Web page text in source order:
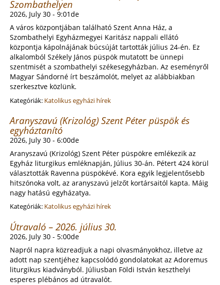
Szombathelyen
2026, July 30 - 9:01de
A város központjában található Szent Anna Ház, a
Szombathelyi Egyházmegyei Karitász nappali ellátó
központja kápolnájának búcsúját tartották július 24-én. Ez
alkalomból Székely János püspök mutatott be ünnepi
szentmisét a szombathelyi székesegyházban. Az eseményről
Magyar Sándorné írt beszámolót, melyet az alábbiakban
szerkesztve közlünk.
Kategóriák: Katolikus egyházi hírek
Aranyszavú (Krizológ) Szent Péter püspök és
egyháztanító
2026, July 30 - 6:00de
Aranyszavú (Krizológ) Szent Péter püspökre emlékezik az
Egyház liturgikus emléknapján, Július 30-án. Pétert 424 körül
választották Ravenna püspökévé. Kora egyik legjelentősebb
hitszónoka volt, az aranyszavú jelzőt kortársaitól kapta. Máig
nagy hatású egyházatya.
Kategóriák: Katolikus egyházi hírek
Útravaló – 2026. július 30.
2026, July 30 - 5:00de
Napról napra közreadjuk a napi olvasmányokhoz, illetve az
adott nap szentjéhez kapcsolódó gondolatokat az Adoremus
liturgikus kiadványból. Júliusban Földi István keszthelyi
esperes plébános ad útravalót.